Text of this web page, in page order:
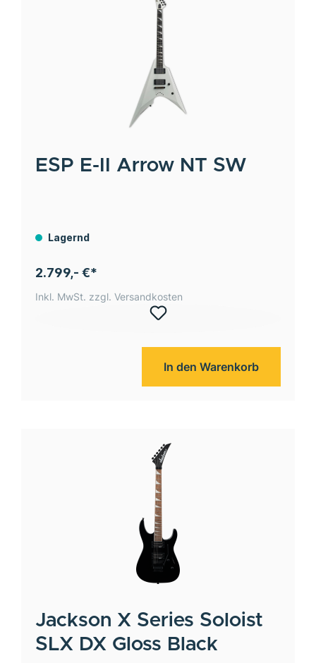
ESP E-II Arrow NT SW
Lagernd
2.799,- €*
Inkl. MwSt. zzgl. Versandkosten
In den Warenkorb
Jackson X Series Soloist
SLX DX Gloss Black